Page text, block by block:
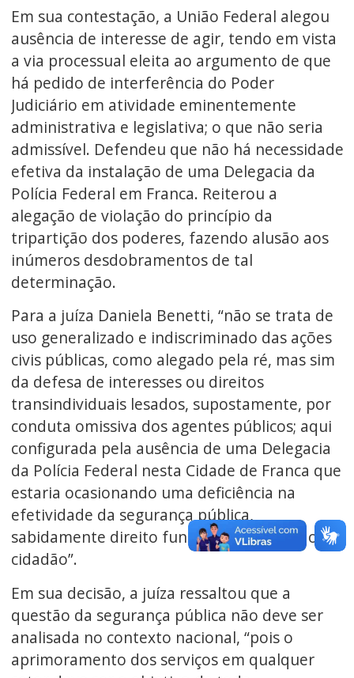
Em sua contestação, a União Federal alegou
ausência de interesse de agir, tendo em vista
a via processual eleita ao argumento de que
há pedido de interferência do Poder
Judiciário em atividade eminentemente
administrativa e legislativa; o que não seria
admissível. Defendeu que não há necessidade
efetiva da instalação de uma Delegacia da
Polícia Federal em Franca. Reiterou a
alegação de violação do princípio da
tripartição dos poderes, fazendo alusão aos
inúmeros desdobramentos de tal
determinação.
Para a juíza Daniela Benetti, “não se trata de
uso generalizado e indiscriminado das ações
civis públicas, como alegado pela ré, mas sim
da defesa de interesses ou direitos
transindividuais lesados, supostamente, por
conduta omissiva dos agentes públicos; aqui
configurada pela ausência de uma Delegacia
da Polícia Federal nesta Cidade de Franca que
estaria ocasionando uma deficiência na
efetividade da segurança pública,
sabidamente direito fundamental de todo
cidadão”.
Em sua decisão, a juíza ressaltou que a
questão da segurança pública não deve ser
analisada no contexto nacional, “pois o
aprimoramento dos serviços em qualquer